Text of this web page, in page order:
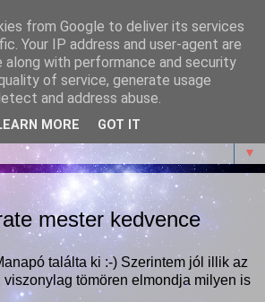
az életemből. Mosollyal,
marcipánnal, csokival.
▼
mester kedvence
találta ki :-) Szerintem jól illik az
tömören elmondja milyen is
from Google to deliver its services
Your IP address and user-agent are
along with performance and security
of service, generate usage
and address abuse.
MORE GOT IT